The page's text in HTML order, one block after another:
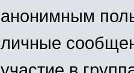
анонимным
личные